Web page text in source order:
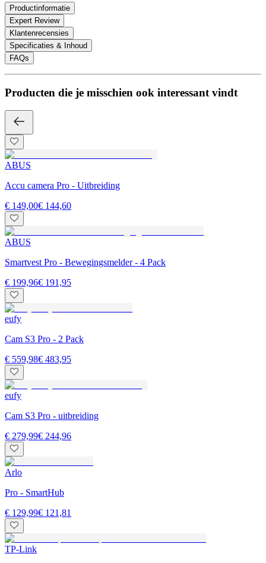
Productinformatie
Expert Review
Klantenrecensies
Specificaties & Inhoud
FAQs
Producten die je misschien ook interessant vindt
ABUS
Accu camera Pro - Uitbreiding
€ 149,00€ 144,60
ABUS
Smartvest Pro - Bewegingsmelder - 4 Pack
€ 199,96€ 191,95
eufy
Cam S3 Pro - 2 Pack
€ 559,98€ 483,95
eufy
Cam S3 Pro - uitbreiding
€ 279,99€ 244,96
Arlo
Pro - SmartHub
€ 129,99€ 121,81
TP-Link